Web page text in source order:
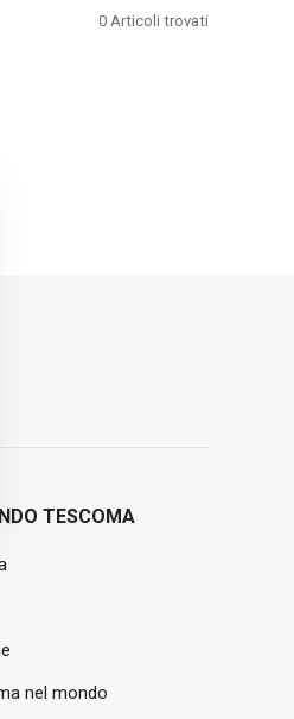
0 Articoli trovati
TESCOMA
nel mondo